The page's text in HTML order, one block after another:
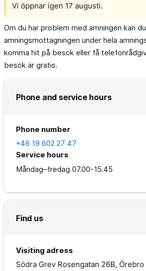
Vi öppnar igen 17 augusti.
Om du har problem med amningen kan
amningsmottagningen under hela
komma hit på besök eller få
besök är gratis.
Phone and service hours
Phone number
+46 19 602 27 47
Service hours
Måndag–fredag 07.00-15.45
Find us
Visiting adress
Södra Grev Rosengatan 26B, Örebro